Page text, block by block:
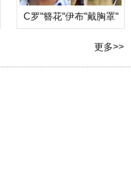
C罗"簪花"伊布"戴胸罩"
更多>>